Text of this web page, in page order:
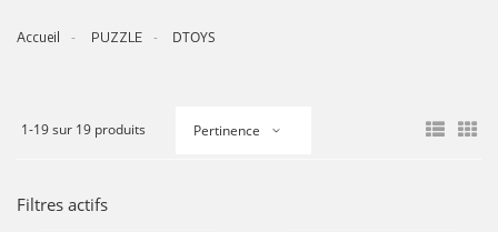
Accueil PUZZLE DTOYS
1-19 sur 19 produits Pertinence
Filtres actifs